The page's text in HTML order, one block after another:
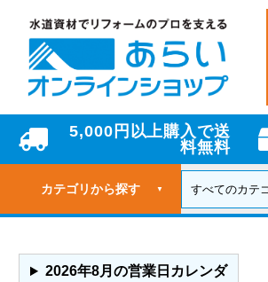
5,000円以上購入で送
料無料
カテゴリから探す ▼
2026年8月の営業日カレンダ